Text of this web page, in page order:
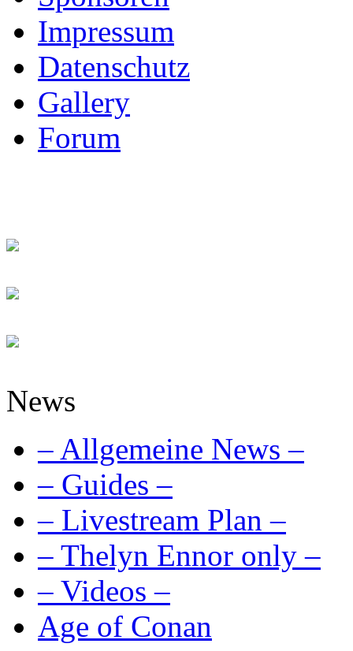
Impressum
Datenschutz
Gallery
Forum
News
– Allgemeine News –
– Guides –
– Livestream Plan –
– Thelyn Ennor only –
– Videos –
Age of Conan